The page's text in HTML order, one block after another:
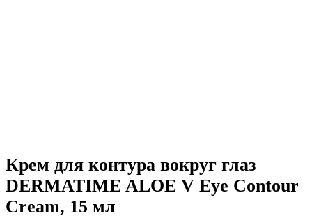
Крем для контура вокруг глаз
DERMATIME ALOE V Eye Contour
Cream, 15 мл